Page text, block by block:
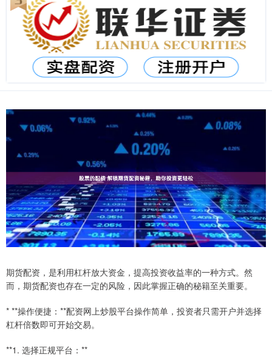
期货配资，是利用杠杆放大资金，提高投资收益率的一种方式。然
而，期货配资也存在一定的风险，因此掌握正确的秘籍至关重要。
* **操作便捷：**配资网上炒股平台操作简单，投资者只需开户并选择
杠杆倍数即可开始交易。
**1. 选择正规平台：**